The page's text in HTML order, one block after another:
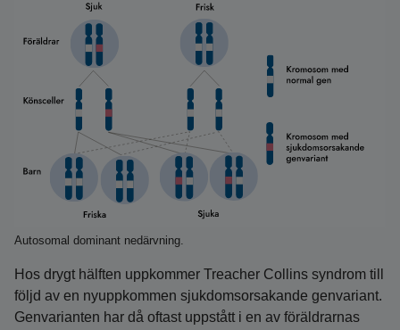
Autosomal dominant nedärvning.
Hos drygt hälften uppkommer Treacher Collins syndrom till
följd av en nyuppkommen sjukdomsorsakande genvariant.
Genvarianten har då oftast uppstått i en av föräldrarnas